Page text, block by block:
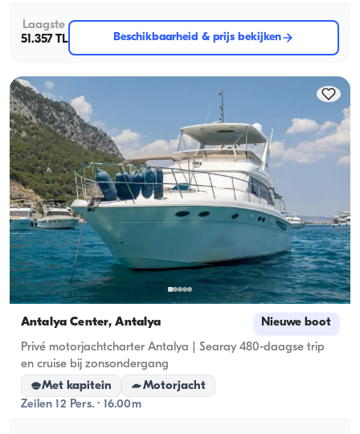
Laagste
51.357 TL
Beschikbaarheid & prijs bekijken
Antalya Center, Antalya Nieuwe boot
Privé motorjachtcharter Antalya | Searay 480-daagse trip
en cruise bij zonsondergang
Met kapitein
Motorjacht
Zeilen 12 Pers. · 16.00m